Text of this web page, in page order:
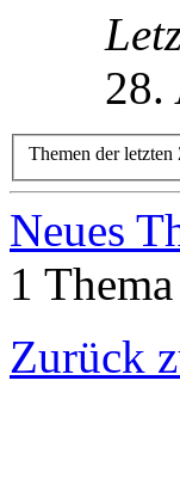
28.
Themen der letzten
Neues
1
Zurück